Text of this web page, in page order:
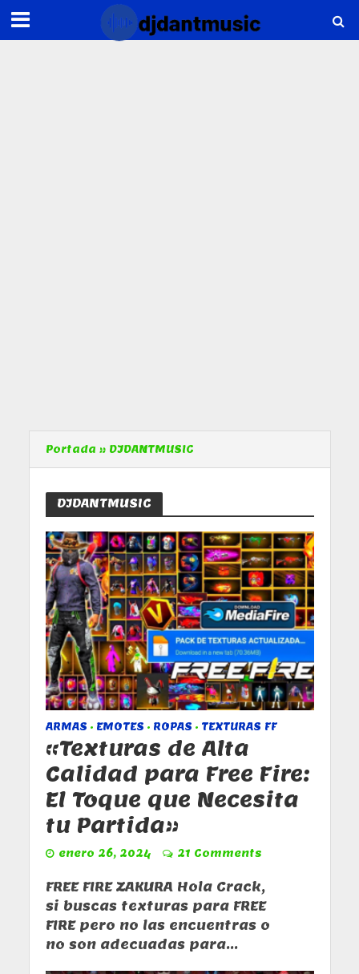
Portada » DJDANTMUSIC
DJDANTMUSIC
ARMAS • EMOTES • ROPAS • TEXTURAS FF
«Texturas de Alta
Calidad para Free Fire:
El Toque que Necesita
tu Partida»
enero 26, 2024 21 Comments
FREE FIRE ZAKURA Hola Crack,
si buscas texturas para FREE
FIRE pero no las encuentras o
no son adecuadas para...